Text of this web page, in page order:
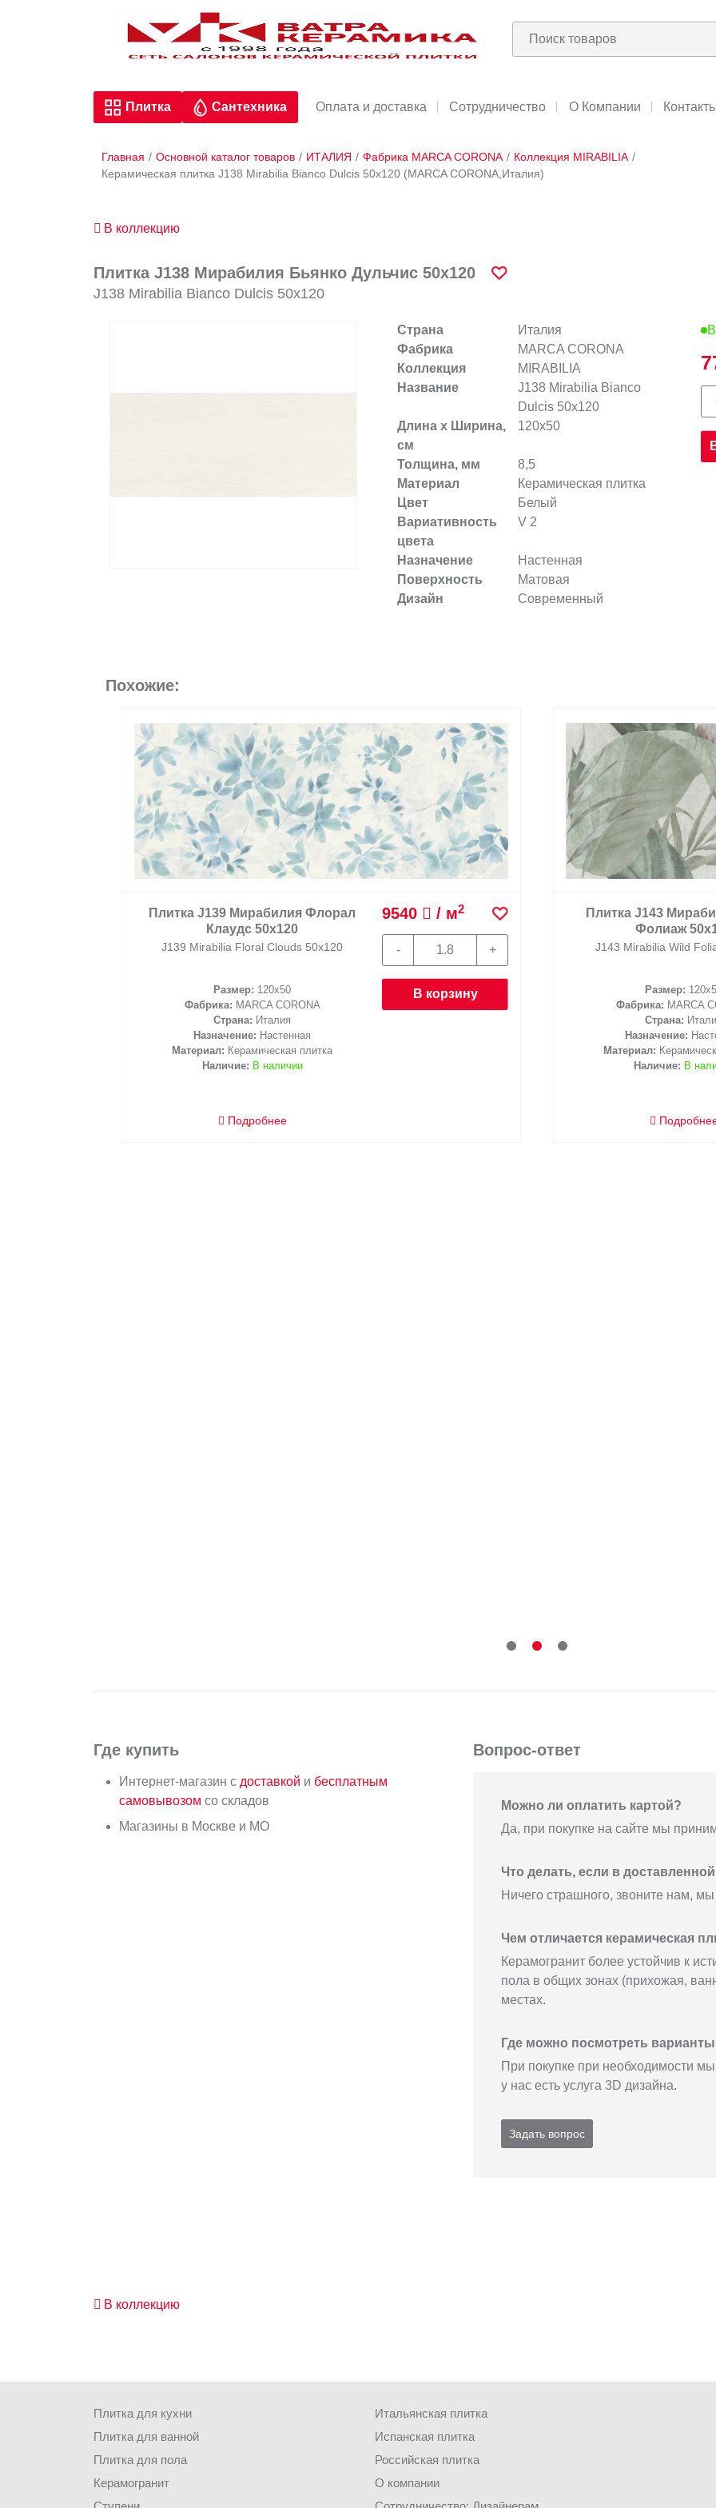
Плитка Сантехника Оплата и доставка Сотрудничество О Компании
Главная / Основной каталог товаров / ИТАЛИЯ / Фабрика MARCA CORONA / Коллекция MIRABILIA /
Керамическая плитка J138 Mirabilia Bianco Dulcis 50x120 (MARCA CORONA,Италия)
В коллекцию
Плитка J138 Мирабилия Бьянко Дульчис 50x120
J138 Mirabilia Bianco Dulcis 50x120
Страна
Италия
Фабрика
MARCA CORONA
Коллекция
MIRABILIA
Название
J138 Mirabilia Bianco
Dulcis 50x120
Длина х Ширина,
см
120x50
Толщина, мм
8,5
Материал
Керамическая плитка
Цвет
Белый
Вариативность
цвета
V 2
Назначение
Настенная
Поверхность
Матовая
Дизайн
Современный
Похожие:
Плитка J139 Мирабилия Флорал
Клаудс 50x120
J139 Mirabilia Floral Clouds 50x120
Размер: 120x50
Фабрика: MARCA CORONA
Страна: Италия
Назначение: Настенная
Материал: Керамическая плитка
Наличие: В наличии
Подробнее
9540 / м2
В корзину
Плитка J143
Фолиаж
J143 Mirabilia Wild
Размер:
Фабрика: MARCA
Страна:
Назначение:
Материал:
Наличие: В
Где купить
Интернет-магазин с доставкой и бесплатным
самовывозом со складов
Магазины в Москве и МО
Вопрос-ответ
Можно ли оплатить картой?
Да, при покупке на сайте мы
Что делать, если в
Ничего страшного, звоните нам,
Чем отличается керамическая
Керамогранит более устойчив к
пола в общих зонах (прихожая,
местах.
Где можно посмотреть
При покупке при необходимости
у нас есть услуга 3D дизайна.
Задать вопрос
В коллекцию
Плитка для кухни
Плитка для ванной
Плитка для пола
Керамогранит
Итальянская плитка
Испанская плитка
Российская плитка
О компании